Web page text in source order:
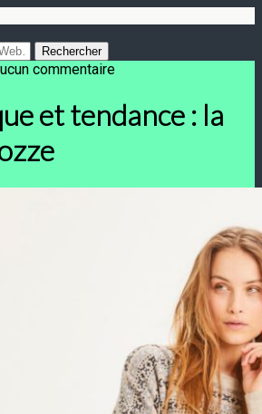
commentaire
et tendance : la